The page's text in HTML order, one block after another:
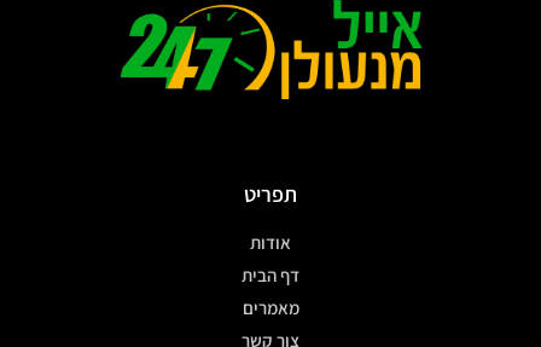
תפריט
אודות
דף הבית
מאמרים
צור קשר